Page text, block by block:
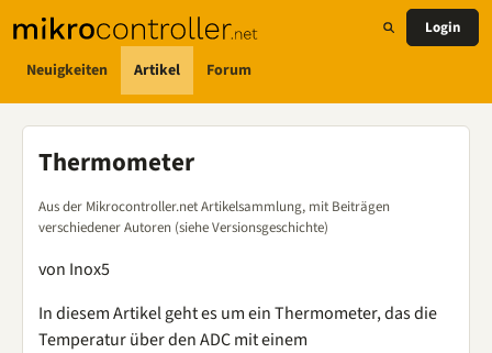
Neuigkeiten Artikel Forum
Login
Thermometer
Aus der Mikrocontroller.net Artikelsammlung, mit Beiträgen
verschiedener Autoren (siehe Versionsgeschichte)
von Inox5
In diesem Artikel geht es um ein Thermometer, das die
Temperatur über den ADC mit einem